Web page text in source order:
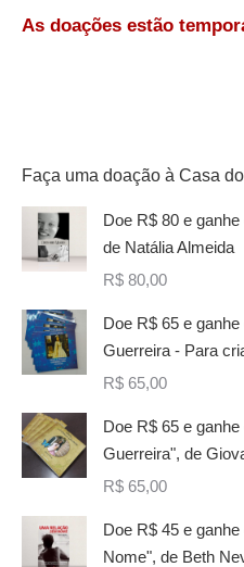
As doações estão
Faça uma doação à Casa
Doe R$ 80 e
de Natália Almeida
R$ 80,00
Doe R$ 65 e
Guerreira - Para
R$ 65,00
Doe R$ 65 e
Guerreira", de
R$ 65,00
Doe R$ 45 e
Nome", de Beth